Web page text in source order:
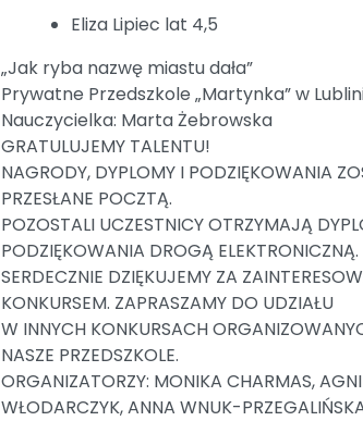
Eliza Lipiec lat 4,5
„Jak ryba nazwę miastu dała”
Prywatne Przedszkole „Martynka” w
Nauczycielka: Marta Żebrowska
GRATULUJEMY TALENTU!
NAGRODY, DYPLOMY I PODZIĘKOWANIA
PRZESŁANE POCZTĄ.
POZOSTALI UCZESTNICY OTRZYMAJĄ
PODZIĘKOWANIA DROGĄ ELEKTRONICZNĄ.
SERDECZNIE DZIĘKUJEMY ZA
KONKURSEM. ZAPRASZAMY DO UDZIAŁU
W INNYCH KONKURSACH
NASZE PRZEDSZKOLE.
ORGANIZATORZY: MONIKA CHARMAS,
WŁODARCZYK, ANNA WNUK-